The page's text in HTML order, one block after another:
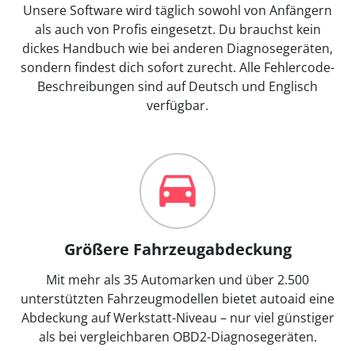
Unsere Software wird täglich sowohl von Anfängern
als auch von Profis eingesetzt. Du brauchst kein
dickes Handbuch wie bei anderen Diagnosegeräten,
sondern findest dich sofort zurecht. Alle Fehlercode-
Beschreibungen sind auf Deutsch und Englisch
verfügbar.
Größere Fahrzeugabdeckung
Mit mehr als 35 Automarken und über 2.500
unterstützten Fahrzeugmodellen bietet autoaid eine
Abdeckung auf Werkstatt-Niveau – nur viel günstiger
als bei vergleichbaren OBD2-Diagnosegeräten.